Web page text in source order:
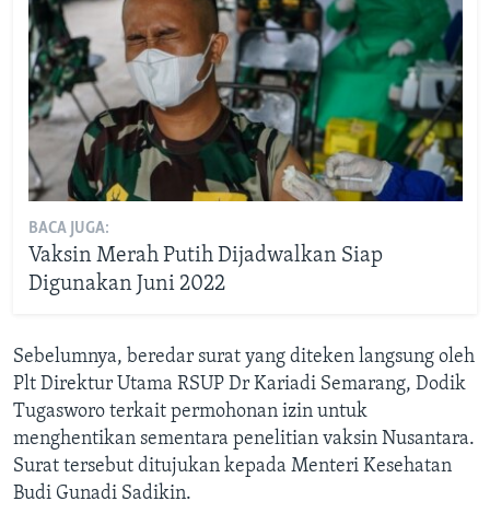
BACA JUGA:
Vaksin Merah Putih Dijadwalkan Siap
Digunakan Juni 2022
Sebelumnya, beredar surat yang diteken langsung oleh
Plt Direktur Utama RSUP Dr Kariadi Semarang, Dodik
Tugasworo terkait permohonan izin untuk
menghentikan sementara penelitian vaksin Nusantara.
Surat tersebut ditujukan kepada Menteri Kesehatan
Budi Gunadi Sadikin.